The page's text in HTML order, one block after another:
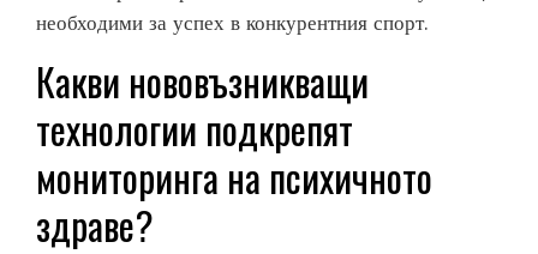
необходими за успех в конкурентния спорт.
Какви нововъзникващи
технологии подкрепят
мониторинга на психичното
здраве?